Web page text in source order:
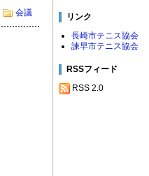
会議
リンク
長崎市テニス協会
諫早市テニス協会
RSSフィード
RSS 2.0